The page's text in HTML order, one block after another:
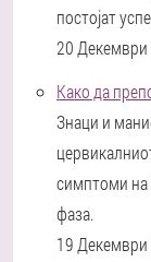
постојат
20 Декември
Како да
Знаци и
симптоми на
фаза.
19 Декември